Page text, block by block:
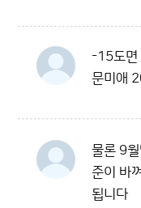
-15도면
문미애
물론 9월
준이 바
됩니다